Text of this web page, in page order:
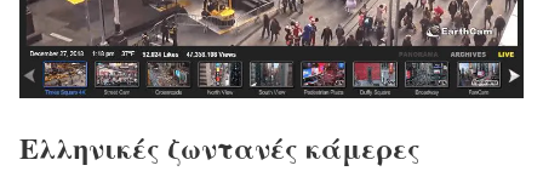
Ελληνικές ζωντανές κάμερες